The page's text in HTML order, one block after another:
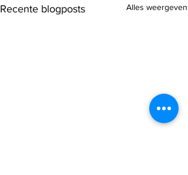
Recente blogposts Alles weergeven